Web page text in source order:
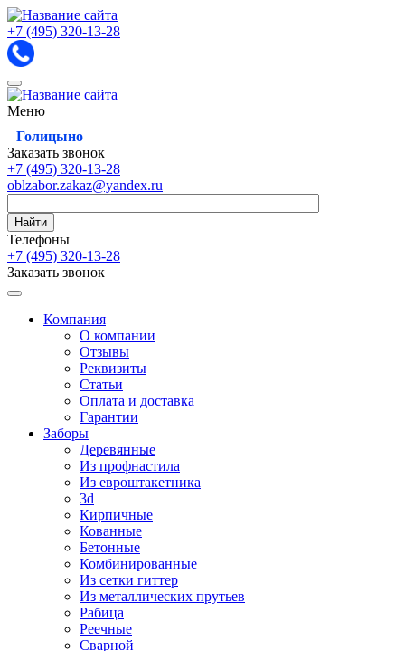
+7 (495) 320-13-28
Меню
Голицыно
Заказать звонок
+7 (495) 320-13-28
oblzabor.zakaz@yandex.ru
Найти
Телефоны
+7 (495) 320-13-28
Заказать звонок
Компания
О компании
Отзывы
Реквизиты
Статьи
Оплата и доставка
Гарантии
Заборы
Деревянные
Из профнастила
Из евроштакетника
3d
Кирпичные
Кованные
Бетонные
Комбинированные
Из сетки гиттер
Из металлических прутьев
Рабица
Реечные
Сварной